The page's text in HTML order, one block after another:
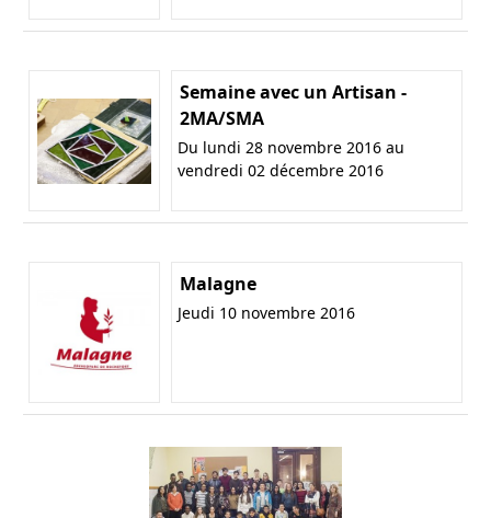
Semaine avec un Artisan -
2MA/SMA
Du lundi 28 novembre 2016 au
vendredi 02 décembre 2016
Malagne
Jeudi 10 novembre 2016